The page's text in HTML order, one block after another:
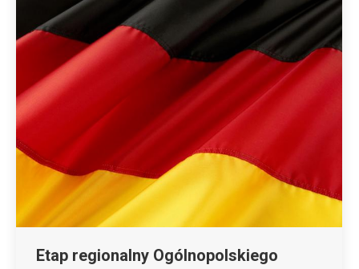
Etap regionalny Ogólnopolskiego